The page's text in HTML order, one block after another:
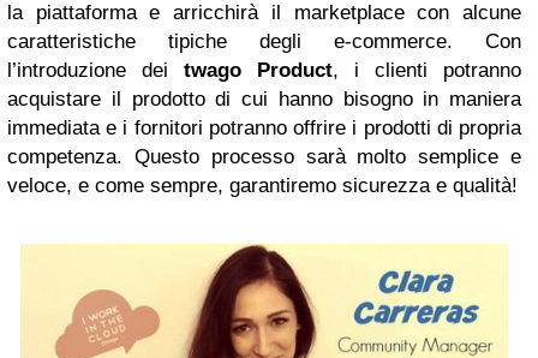
la piattaforma e arricchirà il marketplace con alcune
caratteristiche tipiche degli e-commerce. Con
l’introduzione dei twago Product, i clienti potranno
acquistare il prodotto di cui hanno bisogno in maniera
immediata e i fornitori potranno offrire i prodotti di propria
competenza. Questo processo sarà molto semplice e
veloce, e come sempre, garantiremo sicurezza e qualità!